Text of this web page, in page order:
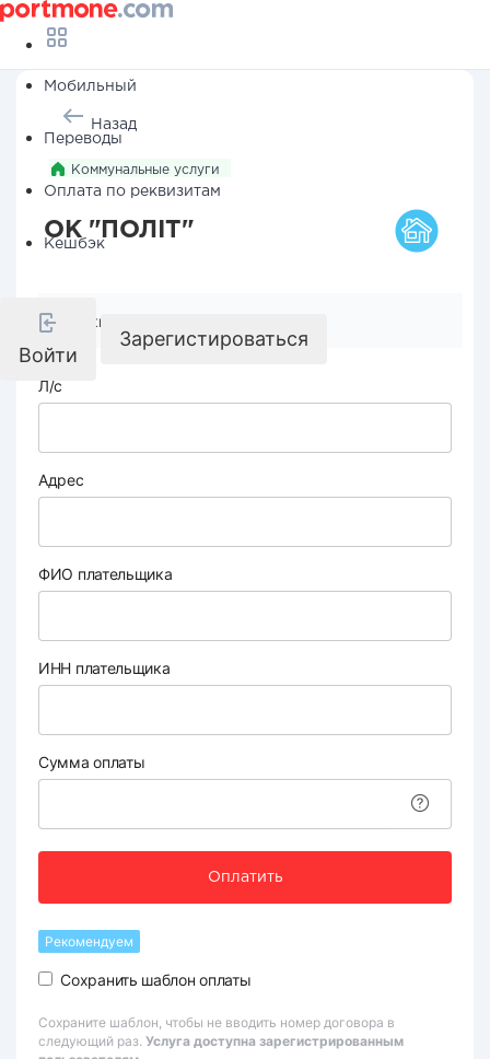
Мобильный
Переводы
Оплата по реквизитам
Кешбэк
Войти
Зарегистироваться
Назад
Коммунальные услуги
ОК "ПОЛІТ"
Реквизиты компании
Л/с
Адрес
ФИО плательщика
ИНН плательщика
Сумма оплаты
Оплатить
Рекомендуем
Сохранить шаблон оплаты
Сохраните шаблон, чтобы не вводить номер договора в
следующий раз. Услуга доступна зарегистрированным